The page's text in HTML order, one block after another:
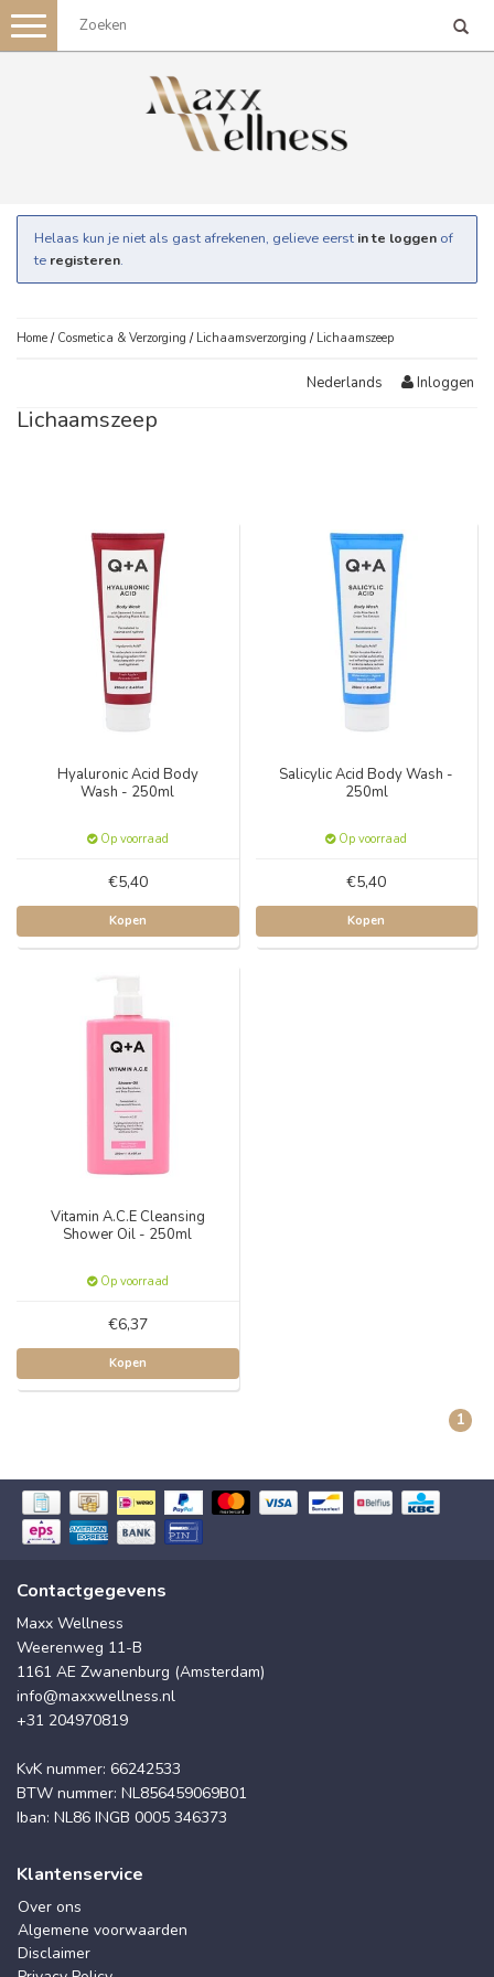
Toggle
navigation
Helaas kun je niet als gast afrekenen, gelieve eerst in te loggen of
te registeren.
Home / Cosmetica & Verzorging / Lichaamsverzorging / Lichaamszeep
Nederlands Inloggen
Lichaamszeep
Hyaluronic Acid Body
Wash - 250ml
Op voorraad
€5,40
Kopen
Salicylic Acid Body Wash -
250ml
Op voorraad
€5,40
Kopen
Vitamin A.C.E Cleansing
Shower Oil - 250ml
Op voorraad
€6,37
Kopen
1
Contactgegevens
Maxx Wellness
Weerenweg 11-B
1161 AE Zwanenburg (Amsterdam)
info@maxxwellness.nl
+31 204970819
KvK nummer: 66242533
BTW nummer: NL856459069B01
Iban: NL86 INGB 0005 346373
Klantenservice
Over ons
Algemene voorwaarden
Disclaimer